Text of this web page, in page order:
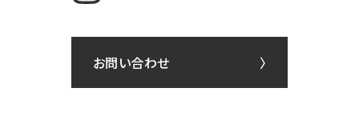
お問い合わせ